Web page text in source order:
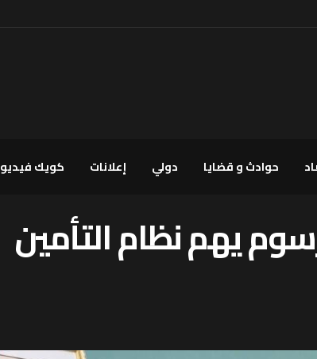
حوادث و قضايا دولي إعلانات كويك فيديو
يهم نظام التأمين